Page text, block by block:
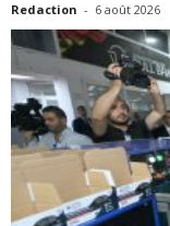
Redaction - 6 août 2026